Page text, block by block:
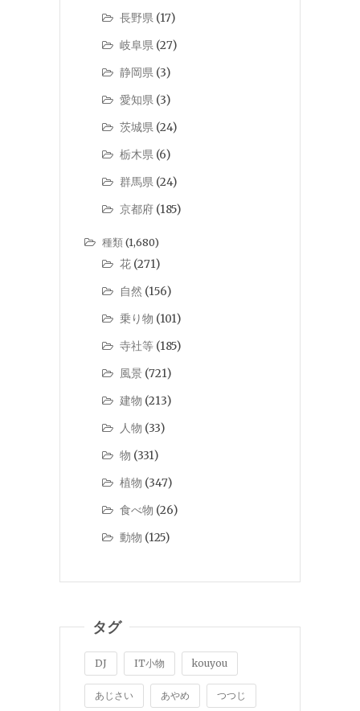
長野県 (17)
岐阜県 (27)
静岡県 (3)
愛知県 (3)
茨城県 (24)
栃木県 (6)
群馬県 (24)
京都府 (185)
種類(1,680)
花 (271)
自然 (156)
乗り物 (101)
寺社等 (185)
風景 (721)
建物 (213)
人物 (33)
物 (331)
植物 (347)
食べ物 (26)
動物 (125)
タグ
DJ IT小物 kouyou
あじさい あやめ つつじ